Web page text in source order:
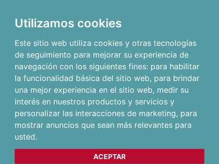
Utilizamos cookies
Este sitio web utiliza cookies y otras tecnologías
de seguimiento para mejorar su experiencia de
navegación con los siguientes fines: para habilitar
la funcionalidad básica del sitio web, para brindar
una mejor experiencia en el sitio web, medir su
interés en nuestros productos y servicios y
personalizar las interacciones de marketing, para
mostrar anuncios que sean más relevantes para
usted.
ACEPTAR